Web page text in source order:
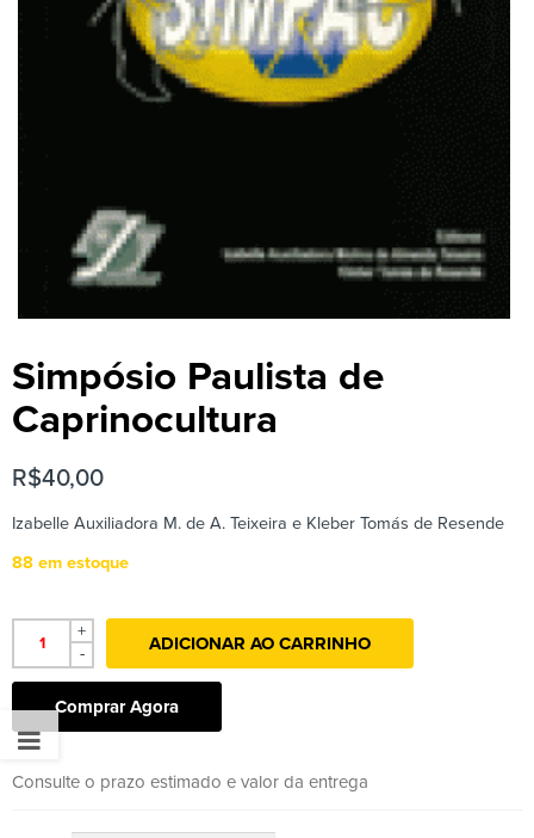
Simpósio Paulista de
Caprinocultura
R$40,00
Izabelle Auxiliadora M. de A. Teixeira e Kleber Tomás de Resende
88 em estoque
+
-
ADICIONAR AO CARRINHO
Comprar Agora
Consulte o prazo estimado e valor da entrega